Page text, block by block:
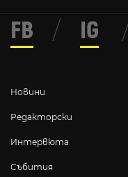
Новини
Редакторски
Интервюта
Събития
FB / IG